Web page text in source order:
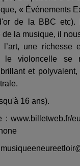
« Événements
de la BBC etc).
de la musique, il
une richesse
le violoncelle se
et polyvalent,
16 ans).
: www.billetweb.fr/